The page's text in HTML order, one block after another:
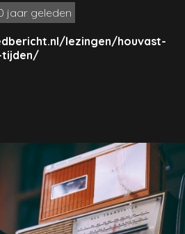
jaar geleden
lezingen/houvast-
tijden/